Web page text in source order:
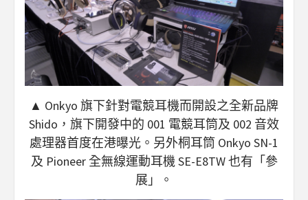
▲ Onkyo 旗下針對電競耳機而開設之全新品牌
Shido，旗下開發中的 001 電競耳筒及 002 音效
處理器首度在港曝光。另外桐耳筒 Onkyo SN-1
及 Pioneer 全無線運動耳機 SE-E8TW 也有「參
展」。